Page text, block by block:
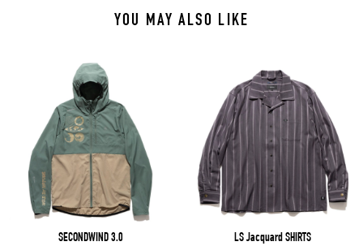
YOU MAY ALSO LIKE
SECONDWIND 3.0 LS Jacquard SHIRTS